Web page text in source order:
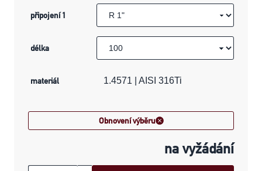
připojení 1
délka
materiál 1.4571 | AISI 316Ti
Obnovení výběru
na vyžádání